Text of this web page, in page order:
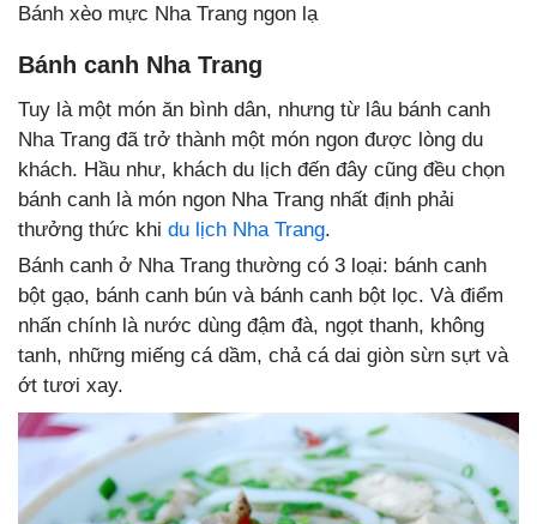
Bánh xèo mực Nha Trang ngon lạ
Bánh canh Nha Trang
Tuy là một món ăn bình dân, nhưng từ lâu bánh canh
Nha Trang đã trở thành một món ngon được lòng du
khách. Hầu như, khách du lịch đến đây cũng đều chọn
bánh canh là món ngon Nha Trang nhất định phải
thưởng thức khi du lịch Nha Trang.
Bánh canh ở Nha Trang thường có 3 loại: bánh canh
bột gạo, bánh canh bún và bánh canh bột lọc. Và điểm
nhấn chính là nước dùng đậm đà, ngọt thanh, không
tanh, những miếng cá dầm, chả cá dai giòn sừn sựt và
ớt tươi xay.